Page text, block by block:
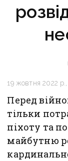
19 жовтня 2022 р.,
Перед
тільки
піхоту та
майбутню